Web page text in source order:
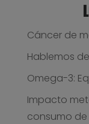
Cáncer de
Hablemos
Omega-3:
Impacto
consumo